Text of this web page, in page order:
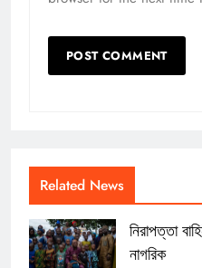
Related News
নিরাপত্তা
নাগরিক